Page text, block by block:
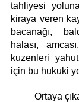
tahliyesi
kiraya veren
bacanağı,
halası,
kuzenleri yahut
için bu hukuki
	Ortaya çıkan ihtiyaç kiraya verenin